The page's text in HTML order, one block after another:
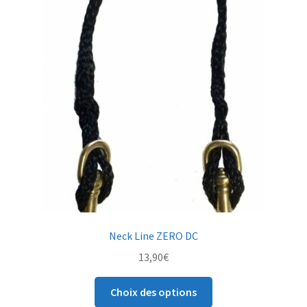
Les
options
peuvent
être
choisies
sur
la
page
du
produit
Neck Line ZERO DC
13,90€
Choix des options
produit